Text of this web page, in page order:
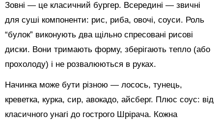
Зовні — це класичний бургер. Всередині — звичні
для суші компоненти: рис, риба, овочі, соуси. Роль
“булок” виконують два щільно спресовані рисові
диски. Вони тримають форму, зберігають тепло (або
прохолоду) і не розвалюються в руках.
Начинка може бути різною — лосось, тунець,
креветка, курка, сир, авокадо, айсберг. Плюс соус: від
класичного унагі до гострого Шрірача. Кожна